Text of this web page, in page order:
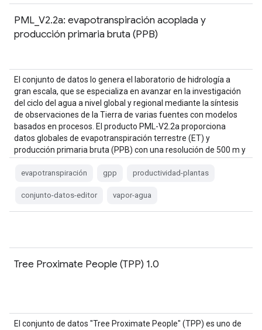
PML_V2.2a: evapotranspiración acoplada y
producción primaria bruta (PPB)
El conjunto de datos lo genera el laboratorio de hidrología a
gran escala, que se especializa en avanzar en la investigación
del ciclo del agua a nivel global y regional mediante la síntesis
de observaciones de la Tierra de varias fuentes con modelos
basados en procesos. El producto PML-V2.2a proporciona
datos globales de evapotranspiración terrestre (ET) y
producción primaria bruta (PPB) con una resolución de 500 m y
evapotranspiración gpp productividad-plantas
conjunto-datos-editor vapor-agua
Tree Proximate People (TPP) 1.0
El conjunto de datos "Tree Proximate People" (TPP) es uno de